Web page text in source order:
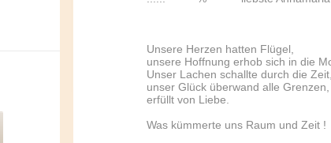
Unsere Herzen hatten Flügel,
unsere Hoffnung erhob sich in die
Unser Lachen schallte durch die
unser Glück überwand alle Grenzen,
erfüllt von Liebe.
Was kümmerte uns Raum und Zeit !